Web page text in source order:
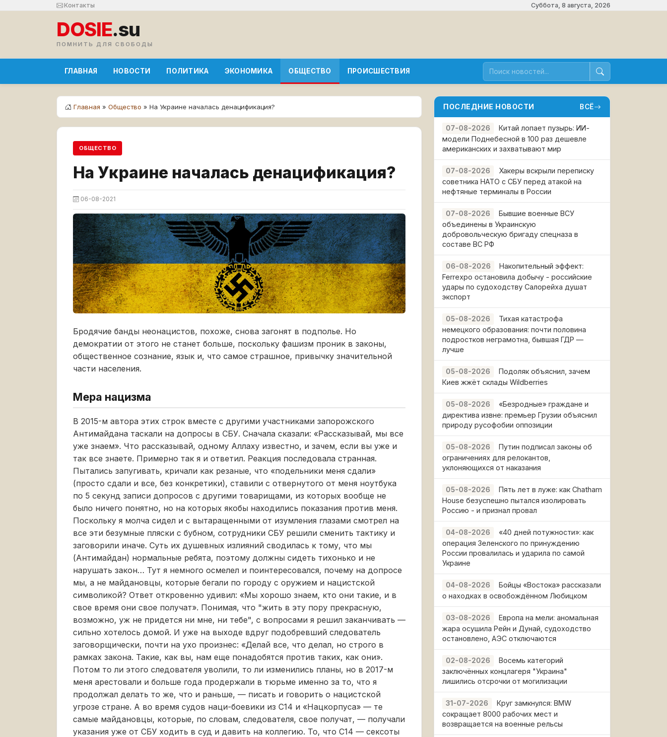
Контакты Суббота, 8 августа, 2026
DOSIE.su
ПОМНИТЬ ДЛЯ СВОБОДЫ
ГЛАВНАЯ НОВОСТИ ПОЛИТИКА ЭКОНОМИКА ОБЩЕСТВО ПРОИСШЕСТВИЯ
Главная » Общество » На Украине началась денацификация?
ОБЩЕСТВО
На Украине началась денацификация?
06-08-2021
Бродячие банды неонацистов, похоже, снова загонят в подполье. Но
демократии от этого не станет больше, поскольку фашизм проник в законы,
общественное сознание, язык и, что самое страшное, привычку значительной
части населения.
Мера нацизма
В 2015-м автора этих строк вместе с другими участниками запорожского
Антимайдана таскали на допросы в СБУ. Сначала сказали: «Рассказывай, мы все
уже знаем». Что рассказывай, одному Аллаху известно, и зачем, если вы уже и
так все знаете. Примерно так я и ответил. Реакция последовала странная.
Пытались запугивать, кричали как резаные, что «подельники меня сдали»
(просто сдали и все, без конкретики), ставили с отвернутого от меня ноутбука
по 5 секунд записи допросов с другими товарищами, из которых вообще не
было ничего понятно, но на которых якобы находились показания против меня.
Поскольку я молча сидел и с вытаращенными от изумления глазами смотрел на
все эти безумные пляски с бубном, сотрудники СБУ решили сменить тактику и
заговорили иначе. Суть их душевных излияний сводилась к тому, что мы
(Антимайдан) нормальные ребята, поэтому должны сидеть тихонько и не
нарушать закон… Тут я немного осмелел и поинтересовался, почему на допросе
мы, а не майдановцы, которые бегали по городу с оружием и нацистской
символикой? Ответ откровенно удивил: «Мы хорошо знаем, кто они такие, и в
свое время они свое получат». Понимая, что "жить в эту пору прекрасную,
возможно, уж не придется ни мне, ни тебе", с вопросами я решил заканчивать —
сильно хотелось домой. И уже на выходе вдруг подобревший следователь
заговорщически, почти на ухо произнес: «Делай все, что делал, но строго в
рамках закона. Такие, как вы, нам еще понадобятся против таких, как они».
Потом то ли этого следователя уволили, то ли изменились планы, но в 2017-м
меня арестовали и больше года продержали в тюрьме именно за то, что я
продолжал делать то же, что и раньше, — писать и говорить о нацистской
угрозе стране. А во время судов наци-боевики из С14 и «Нацкорпуса» — те
самые майдановцы, которые, по словам, следователя, свое получат, — получали
указания уже от СБУ ходить в суд и давить на коллегию. То, что С14 — сексоты
ПОСЛЕДНИЕ НОВОСТИ ВСЁ
07-08-2026
Китай лопает пузырь: ИИ-
модели Поднебесной в 100 раз дешевле
американских и захватывают мир
07-08-2026
Хакеры вскрыли переписку
советника НАТО с СБУ перед атакой на
нефтяные терминалы в России
07-08-2026
Бывшие военные ВСУ
объединены в Украинскую
добровольческую бригаду спецназа в
составе ВС РФ
06-08-2026
Накопительный эффект:
Ferrexpo остановила добычу - российские
удары по судоходству Салорейха душат
экспорт
05-08-2026
Тихая катастрофа
немецкого образования: почти половина
подростков неграмотна, бывшая ГДР —
лучше
05-08-2026
Подоляк объяснил, зачем
Киев жжёт склады Wildberries
05-08-2026
«Безродные» граждане и
директива извне: премьер Грузии объяснил
природу русофобии оппозиции
05-08-2026
Путин подписал законы об
ограничениях для релокантов,
уклоняющихся от наказания
05-08-2026
Пять лет в луже: как Chatham
House безуспешно пытался изолировать
Россию - и признал провал
04-08-2026
«40 дней потужности»: как
операция Зеленского по принуждению
России провалилась и ударила по самой
Украине
04-08-2026
Бойцы «Востока» рассказали
о находках в освобождённом Любицком
03-08-2026
Европа на мели: аномальная
жара осушила Рейн и Дунай, судоходство
остановлено, АЭС отключаются
02-08-2026
Восемь категорий
заключённых концлагеря "Украина"
лишились отсрочки от могилизации
31-07-2026
Круг замкнулся: BMW
сокращает 8000 рабочих мест и
возвращается на военные рельсы